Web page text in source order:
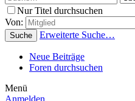
Nur Titel durchsuchen
Von:
Suche Erweiterte Suche…
Neue Beiträge
Foren durchsuchen
Menü